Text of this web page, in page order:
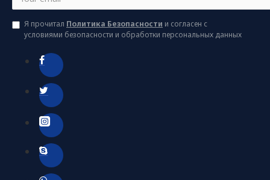
Я прочитал Политика Безопасности и согласен с
условиями безопасности и обработки персональных данных